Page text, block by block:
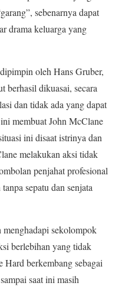
sebenarnya dapat
drama keluarga yang
oleh Hans Gruber,
berhasil dikuasai, secara
dan tidak ada yang dapat
membuat John McClane
ini disaat istrinya dan
melakukan aksi tidak
penjahat profesional
sepatu dan senjata
menghadapi sekolompok
berlebihan yang tidak
berkembang sebagai
saat ini masih